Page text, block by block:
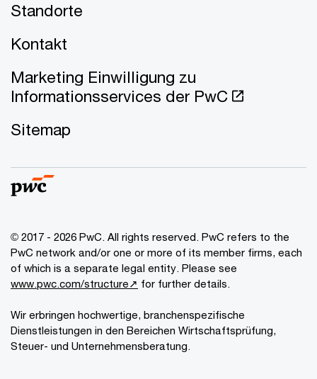
Standorte
Kontakt
Marketing Einwilligung zu
Informationsservices der PwC
Sitemap
© 2017 - 2026 PwC. All rights reserved. PwC refers to the
PwC network and/or one or more of its member firms, each
of which is a separate legal entity. Please see
www.pwc.com/structure↗ for further details.
Wir erbringen hochwertige, branchenspezifische
Dienstleistungen in den Bereichen Wirtschaftsprüfung,
Steuer- und Unternehmensberatung.